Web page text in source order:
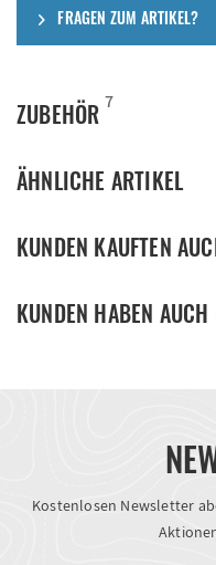
FRAGEN ZUM ARTIKEL?
ZUBEHÖR 7
ÄHNLICHE ARTIKEL
KUNDEN KAUFTEN
KUNDEN HABEN AUCH
Kostenlosen Newsletter